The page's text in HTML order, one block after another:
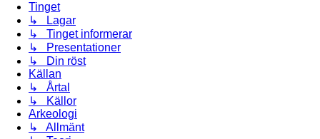
Tinget
↳ Lagar
↳ Tinget informerar
↳ Presentationer
↳ Din röst
Källan
↳ Årtal
↳ Källor
Arkeologi
↳ Allmänt